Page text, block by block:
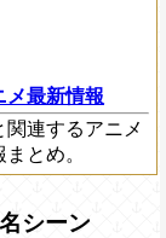
メ最新情報
関連するアニメ
まとめ。
シーン